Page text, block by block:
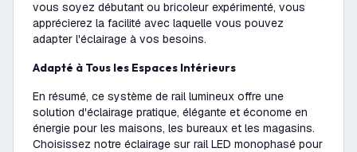
vous soyez débutant ou bricoleur expérimenté, vous
apprécierez la facilité avec laquelle vous pouvez
adapter l'éclairage à vos besoins.
Adapté à Tous les Espaces Intérieurs
En résumé, ce système de rail lumineux offre une
solution d'éclairage pratique, élégante et économe en
énergie pour les maisons, les bureaux et les magasins.
Choisissez notre éclairage sur rail LED monophasé pour